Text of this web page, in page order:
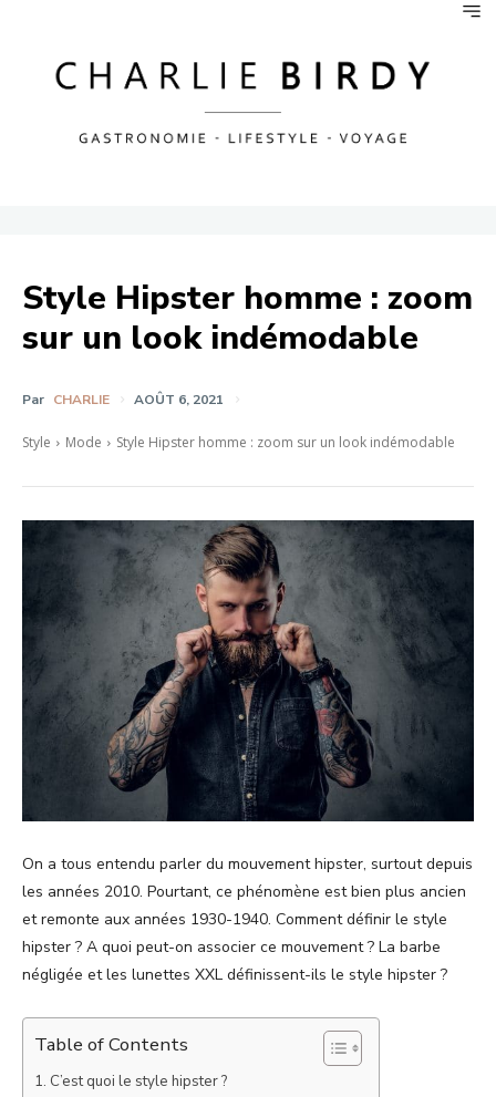
Style Hipster homme : zoom
sur un look indémodable
Par CHARLIE AOÛT 6, 2021
Style Mode Style Hipster homme : zoom sur un look indémodable
On a tous entendu parler du mouvement hipster, surtout depuis
les années 2010. Pourtant, ce phénomène est bien plus ancien
et remonte aux années 1930-1940. Comment définir le style
hipster ? A quoi peut-on associer ce mouvement ? La barbe
négligée et les lunettes XXL définissent-ils le style hipster ?
Table of Contents
C’est quoi le style hipster ?